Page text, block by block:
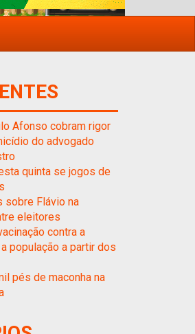
Afonso cobram rigor
do advogado
quinta se jogos de
sobre Flávio na
eleitores
contra a
população a partir dos
pés de maconha na